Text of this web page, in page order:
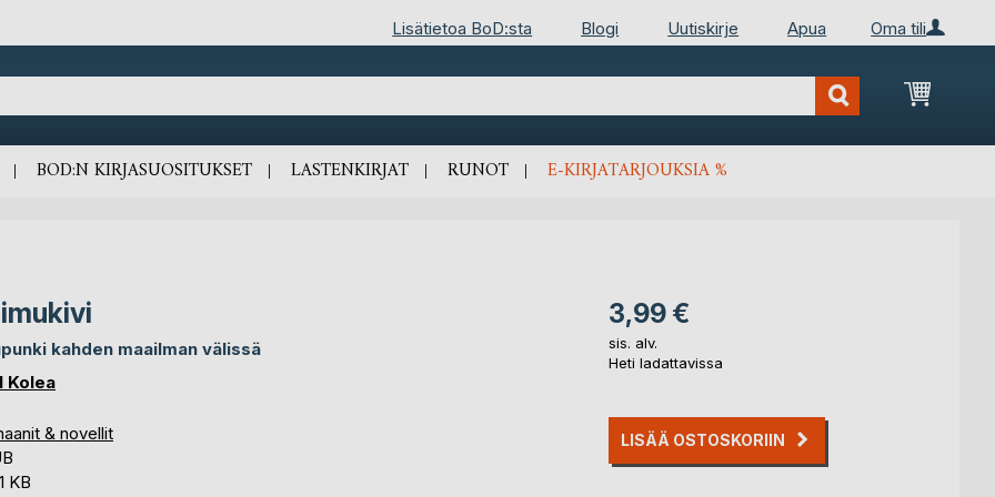
Oma tili
Lisätietoa BoD:sta Blogi Uutiskirje Apua
BOD:N KIRJASUOSITUKSET LASTENKIRJAT RUNOT E-KIRJATARJOUKSIA %
kahden maailman välissä
Kolea
& novellit
KB
3,99 €
sis. alv.
Heti ladattavissa
LISÄÄ OSTOSKORIIN